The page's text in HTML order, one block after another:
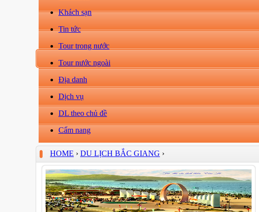
Khách sạn
Tin tức
Tour trong nước
Tour nước ngoài
Địa danh
Dịch vụ
DL theo chủ đề
Cẩm nang
HOME › DU LỊCH BẮC GIANG ›